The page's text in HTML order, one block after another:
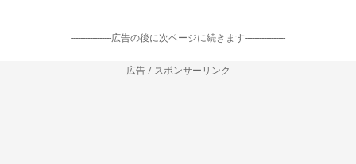
-----------------広告の後に次ページに続きます-----------------
広告 / スポンサーリンク